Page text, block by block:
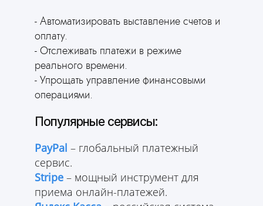
- Автоматизировать выставление счетов и
оплату.
- Отслеживать платежи в режиме
реального времени.
- Упрощать управление финансовыми
операциями.
Популярные сервисы:
PayPal – глобальный платежный
сервис.
Stripe – мощный инструмент для
приема онлайн-платежей.